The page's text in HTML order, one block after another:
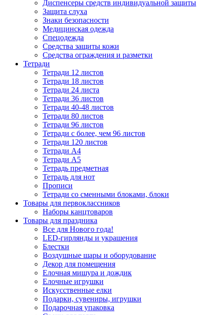
Диспенсеры средств индивидуальной защиты
Защита слуха
Знаки безопасности
Медицинская одежда
Спецодежда
Средства защиты кожи
Средства ограждения и разметки
Тетради
Тетради 12 листов
Тетради 18 листов
Тетради 24 листа
Тетради 36 листов
Тетради 40-48 листов
Тетради 80 листов
Тетради 96 листов
Тетради с более, чем 96 листов
Тетради 120 листов
Тетради А4
Тетради А5
Тетрадь предметная
Тетрадь для нот
Прописи
Тетради со сменными блоками, блоки
Товары для первоклассников
Наборы канцтоваров
Товары для праздника
Все для Нового года!
LED-гирлянды и украшения
Блестки
Воздушные шары и оборудование
Декор для помещения
Елочная мишура и дождик
Елочные игрушки
Искусственные елки
Подарки, сувениры, игрушки
Подарочная упаковка